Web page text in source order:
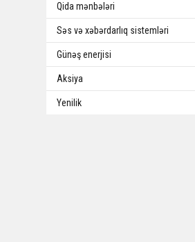
Qida mənbələri
Səs və xəbərdarlıq sistemləri
Günəş enerjisi
Aksiya
Yenilik